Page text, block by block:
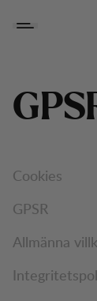
Cookies
GPSR
Allmänna